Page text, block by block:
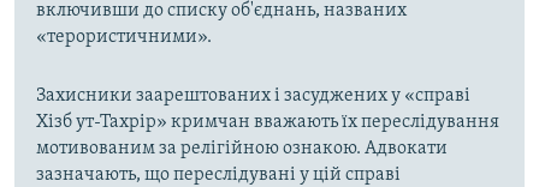
включивши до списку об'єднань, названих
«терористичними».
Захисники заарештованих і засуджених у «справі
Хізб ут-Тахрір» кримчан вважають їх переслідування
мотивованим за релігійною ознакою. Адвокати
зазначають, що переслідувані у цій справі